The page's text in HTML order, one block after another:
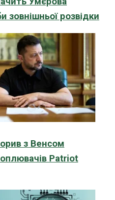
зовнішньої розвідки
з Венсом
Patriot